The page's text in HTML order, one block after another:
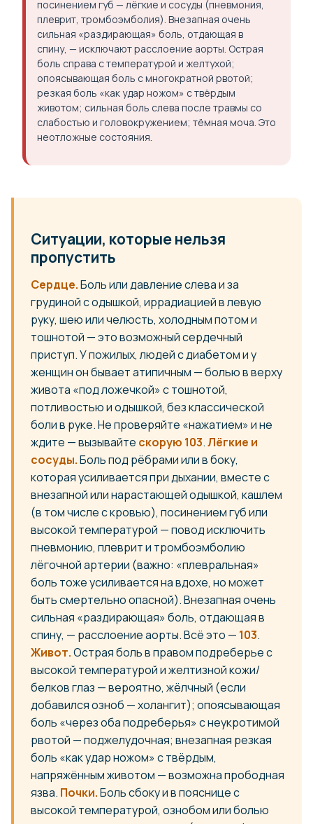
посинением губ — лёгкие и сосуды (пневмония,
плеврит, тромбоэмболия). Внезапная очень
сильная «раздирающая» боль, отдающая в
спину, — исключают расслоение аорты. Острая
боль справа с температурой и желтухой;
опоясывающая боль с многократной рвотой;
резкая боль «как удар ножом» с твёрдым
животом; сильная боль слева после травмы со
слабостью и головокружением; тёмная моча. Это
неотложные состояния.
Ситуации, которые нельзя
пропустить
Сердце.Боль или давление слева и за
грудиной с одышкой, иррадиацией в левую
руку, шею или челюсть, холодным потом и
тошнотой — это возможный сердечный
приступ. У пожилых, людей с диабетом и у
женщин он бывает атипичным — болью в верху
живота «под ложечкой» с тошнотой,
потливостью и одышкой, без классической
боли в руке. Не проверяйте «нажатием» и не
ждите — вызывайте скорую 103.Лёгкие и
сосуды.Боль под рёбрами или в боку,
которая усиливается при дыхании, вместе с
внезапной или нарастающей одышкой, кашлем
(в том числе с кровью), посинением губ или
высокой температурой — повод исключить
пневмонию, плеврит и тромбоэмболию
лёгочной артерии (важно: «плевральная»
боль тоже усиливается на вдохе, но может
быть смертельно опасной). Внезапная очень
сильная «раздирающая» боль, отдающая в
спину, — расслоение аорты. Всё это — 103.
Живот.Острая боль в правом подреберье с
высокой температурой и желтизной кожи/
белков глаз — вероятно, жёлчный (если
добавился озноб — холангит); опоясывающая
боль «через оба подреберья» с неукротимой
рвотой — поджелудочная; внезапная резкая
боль «как удар ножом» с твёрдым,
напряжённым животом — возможна прободная
язва. Почки.Боль сбоку и в пояснице с
высокой температурой, ознобом или болью